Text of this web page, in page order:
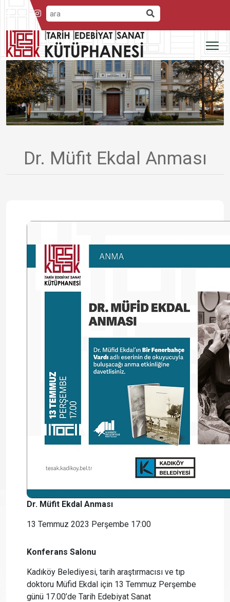
Dr. Müfit Ekdal Anması
Dr. Müfit Ekdal Anması
13 Temmuz 2023 Perşembe 17:00
Konferans Salonu
Kadıköy Belediyesi, tarih araştırmacısı ve tıp
doktoru Müfid Ekdal için 13 Temmuz Perşembe
günü 17.00’de Tarih Edebiyat Sanat